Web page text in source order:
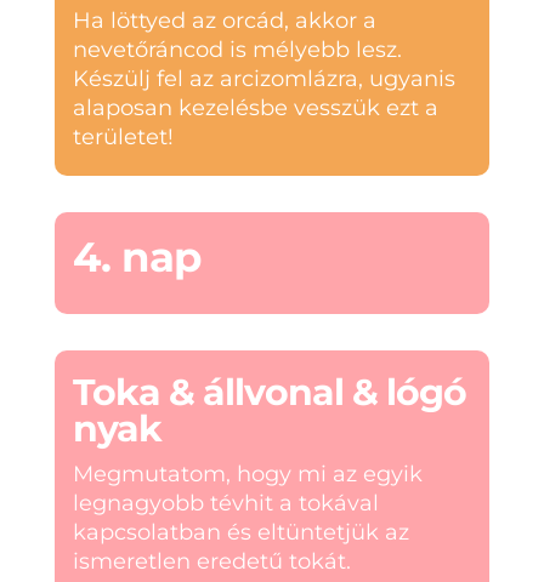
Ha löttyed az orcád, akkor a
nevetőráncod is mélyebb lesz.
Készülj fel az arcizomlázra, ugyanis
alaposan kezelésbe vesszük ezt a
területet!
4. nap
Toka & állvonal & lógó
nyak
Megmutatom, hogy mi az egyik
legnagyobb tévhit a tokával
kapcsolatban és eltüntetjük az
ismeretlen eredetű tokát.